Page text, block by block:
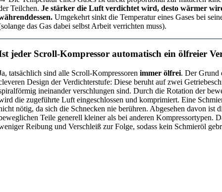
Teilchen.Je stärker die Luft verdichtet wird, desto wärmer
Umgekehrt sinkt die Temperatur eines Gases bei
das Gas dabei selbst Arbeit verrichten muss).
jeder Scroll-Kompressor automatisch ein ölfreier
tatsächlich sind alle Scroll-Kompressorenimmer ölfrei. Der Grund
Design der Verdichterstufe: Diese beruht auf zwei
ineinander verschlungen sind. Durch die Rotation der
die zugeführte Luft eingeschlossen und komprimiert. Eine
nötig, da sich die Schnecken nie berühren. Abgesehen davon ist
Teile generell kleiner als bei anderen Kompressortypen.
Reibung und Verschleiß zur Folge, sodass kein Schmieröl